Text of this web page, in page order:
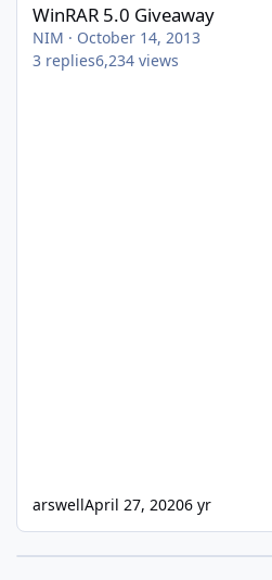
WinRAR 5.0 Giveaway
NIM · October 14, 2013
3 replies6,234 views
arswellApril 27, 20206 yr